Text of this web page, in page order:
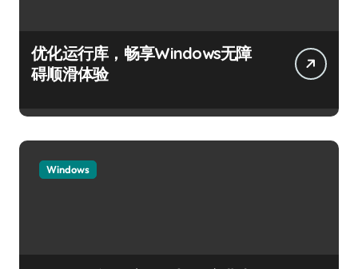
优化运行库，畅享Windows无障
碍顺滑体验
Windows